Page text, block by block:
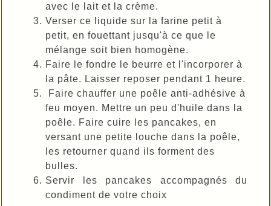
avec le lait et la crème.
Verser ce liquide sur la farine petit à
petit, en fouettant jusqu'à ce que le
mélange soit bien homogène.
Faire le fondre le beurre et l'incorporer à
la pâte. Laisser reposer pendant 1 heure.
Faire chauffer une poêle anti-adhésive à
feu moyen. Mettre un peu d'huile dans la
poêle. Faire cuire les pancakes, en
versant une petite louche dans la poêle,
les retourner quand ils forment des
bulles.
Servir les pancakes accompagnés du
condiment de votre choix